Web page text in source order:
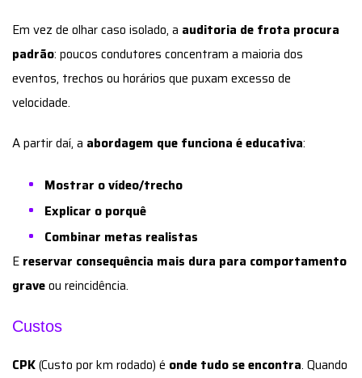
Em vez de olhar caso isolado, a auditoria de frota procura
padrão: poucos condutores concentram a maioria dos
eventos, trechos ou horários que puxam excesso de
velocidade.
A partir daí, a abordagem que funciona é educativa:
Mostrar o vídeo/trecho
Explicar o porquê
Combinar metas realistas
E reservar consequência mais dura para comportamento
graveou reincidência.
Custos
CPK(Custo por km rodado) é onde tudo se encontra. Quando